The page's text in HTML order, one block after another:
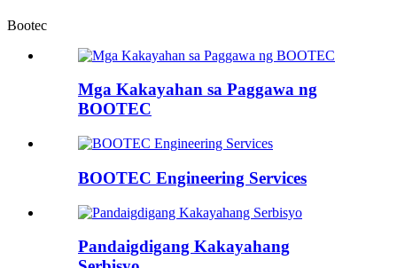
Bootec
Mga Kakayahan sa Paggawa ng
BOOTEC
BOOTEC Engineering Services
Pandaigdigang Kakayahang